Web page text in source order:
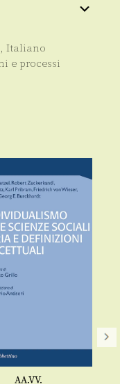
, Italiano
e processi
AA.VV.